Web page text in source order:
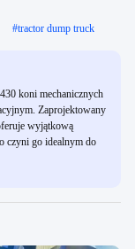
#tractor dump truck
koni mechanicznych
Zaprojektowany
wyjątkową
czyni go idealnym do